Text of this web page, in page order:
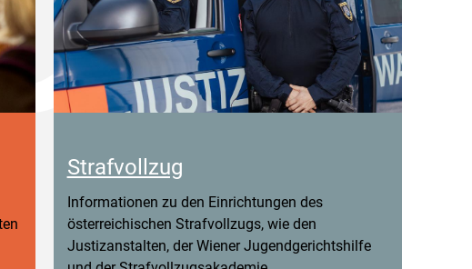
Strafvollzug
Informationen zu den Einrichtungen des
österreichischen Strafvollzugs, wie den
Justizanstalten, der Wiener Jugendgerichtshilfe